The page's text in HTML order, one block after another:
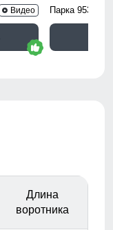
Видео Парка 9533J
Длина
воротника